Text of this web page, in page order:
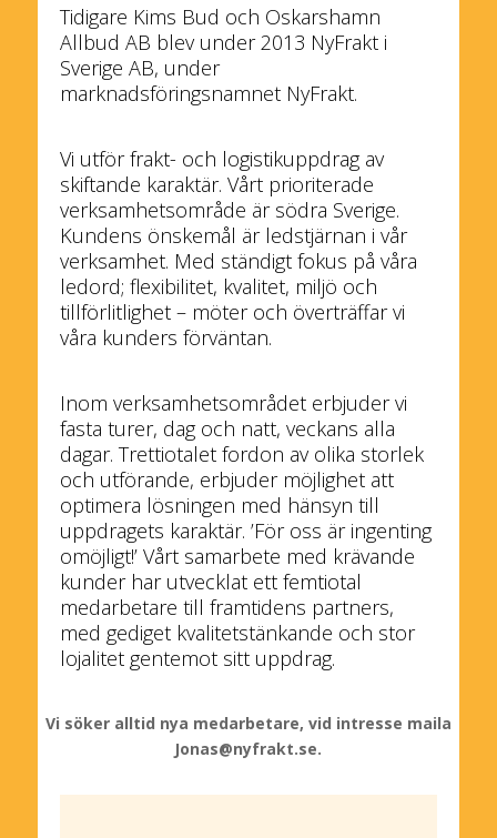
Tidigare Kims Bud och Oskarshamn
Allbud AB blev under 2013 NyFrakt i
Sverige AB, under
marknadsföringsnamnet NyFrakt.
Vi utför frakt- och logistikuppdrag av
skiftande karaktär. Vårt prioriterade
verksamhetsområde är södra Sverige.
Kundens önskemål är ledstjärnan i vår
verksamhet. Med ständigt fokus på våra
ledord; flexibilitet, kvalitet, miljö och
tillförlitlighet – möter och överträffar vi
våra kunders förväntan.
Inom verksamhetsområdet erbjuder vi
fasta turer, dag och natt, veckans alla
dagar. Trettiotalet fordon av olika storlek
och utförande, erbjuder möjlighet att
optimera lösningen med hänsyn till
uppdragets karaktär. ’För oss är ingenting
omöjligt!’ Vårt samarbete med krävande
kunder har utvecklat ett femtiotal
medarbetare till framtidens partners,
med gediget kvalitetstänkande och stor
lojalitet gentemot sitt uppdrag.
Vi söker alltid nya medarbetare, vid intresse maila
Jonas@nyfrakt.se.